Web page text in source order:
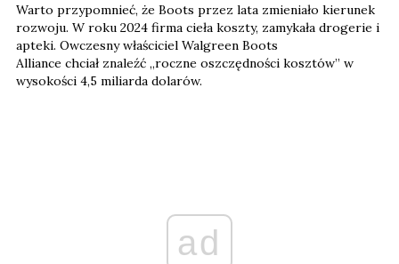
Warto przypomnieć, że Boots przez lata zmieniało kierunek
rozwoju. W roku 2024 firma cieła koszty, zamykała drogerie i
apteki. Owczesny właściciel Walgreen Boots
Alliance chciał znaleźć „roczne oszczędności kosztów” w
wysokości 4,5 miliarda dolarów.
ad